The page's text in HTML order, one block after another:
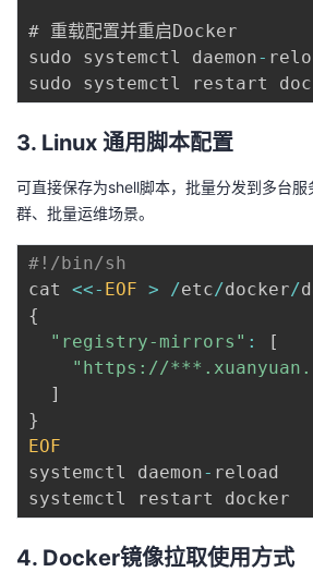
# 重载配置并重启Docker
sudo systemctl daemon-
3. Linux 通用脚本配置
可直接保存为shell脚本，批量分发到多台
群、批量运维场景。
#!/bin/sh
cat <<- EOF > /etc/docker/
{
"registry-mirrors" :
[
"https://
]
}
EOF
systemctl daemon- reload
4. Docker镜像拉取使用方式